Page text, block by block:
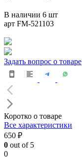
В наличии 6 шт
арт FM-521103
Задать вопрос о товаре
Коротко о товаре
Все характеристики
650 ₽
0 out of 5
0